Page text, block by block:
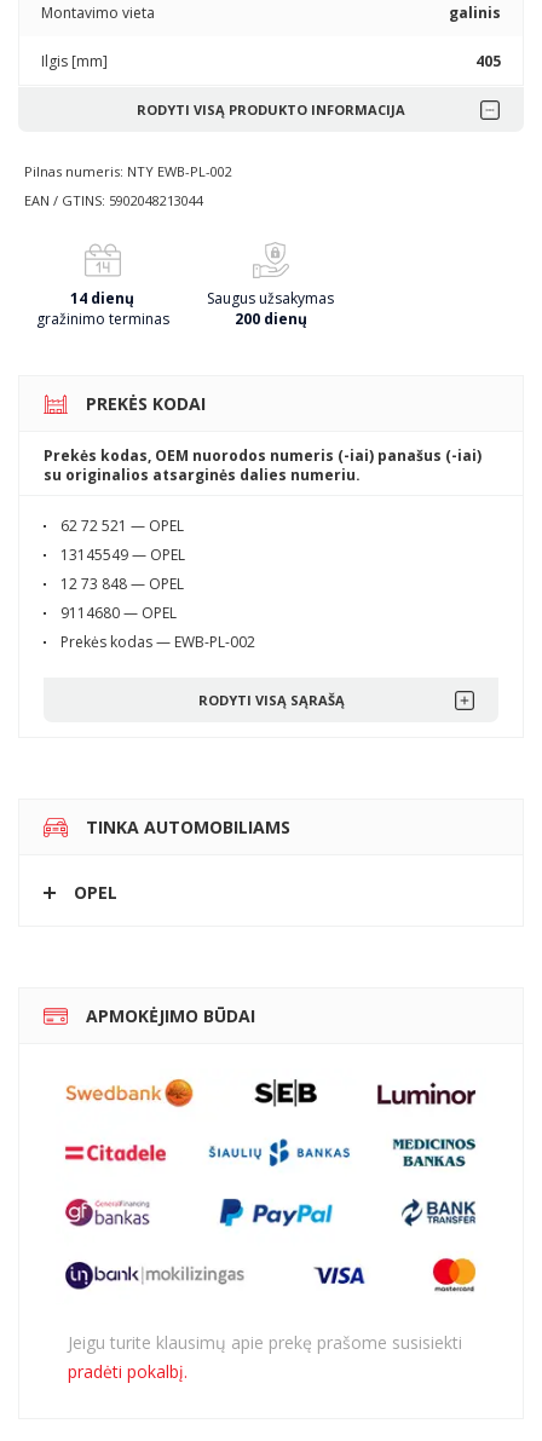
Montavimo vieta galinis
Ilgis [mm] 405
RODYTI VISĄ PRODUKTO INFORMACIJA
Pilnas numeris: NTY EWB-PL-002
EAN / GTINS: 5902048213044
14 dienų
gražinimo terminas
Saugus užsakymas
200 dienų
PREKĖS KODAI
Prekės kodas, OEM nuorodos numeris (-iai) panašus (-iai)
su originalios atsarginės dalies numeriu.
62 72 521 — OPEL
13145549 — OPEL
12 73 848 — OPEL
9114680 — OPEL
Prekės kodas — EWB-PL-002
RODYTI VISĄ SĄRAŠĄ
TINKA AUTOMOBILIAMS
OPEL
APMOKĖJIMO BŪDAI
Jeigu turite klausimų apie prekę prašome susisiekti
pradėti pokalbį.